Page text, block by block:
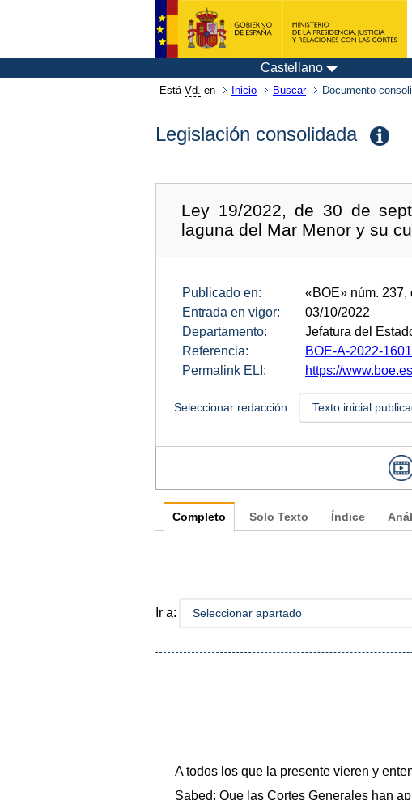
Castellano
Está Vd. en Inicio Buscar Documento
Legislación consolidada
Ley 19/2022, de 30 de
laguna del Mar Menor y su
Publicado en: «BOE» núm. 237,
Entrada en vigor:
03/10/2022
Departamento:
Jefatura del
Referencia:
BOE-A-2022-
Permalink ELI:
https://
Seleccionar redacción: Texto inicial
Completo Solo Texto Índice
Ir a: Seleccionar apartado
A todos los que la presente vieren y
Sabed: Que las Cortes Generales han